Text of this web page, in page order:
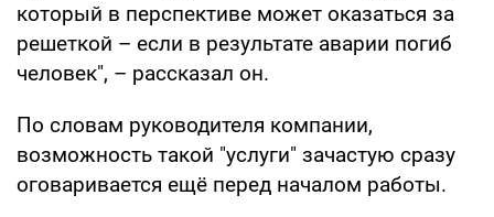
который в перспективе может оказаться за
решеткой – если в результате аварии погиб
человек", – рассказал он.
По словам руководителя компании,
возможность такой "услуги" зачастую сразу
оговаривается ещё перед началом работы.